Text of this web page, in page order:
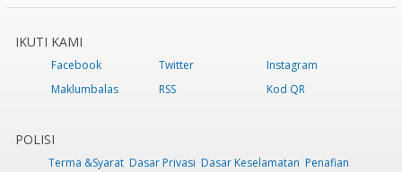
IKUTI KAMI
Facebook Twitter
Instagram
Maklumbalas
RSS Kod QR
POLISI
Terma &Syarat Dasar Privasi Dasar Keselamatan Penafian